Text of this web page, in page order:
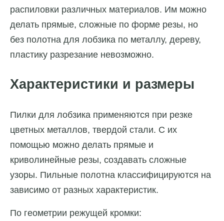
распиловки различных материалов. Им можно
делать прямые, сложные по форме резы, но
без полотна для лобзика по металлу, дереву,
пластику разрезание невозможно.
Характеристики и размеры
Пилки для лобзика применяются при резке
цветных металлов, твердой стали. С их
помощью можно делать прямые и
криволинейные резы, создавать сложные
узоры. Пильные полотна классифицируются на
зависимо от разных характеристик.
По геометрии режущей кромки: